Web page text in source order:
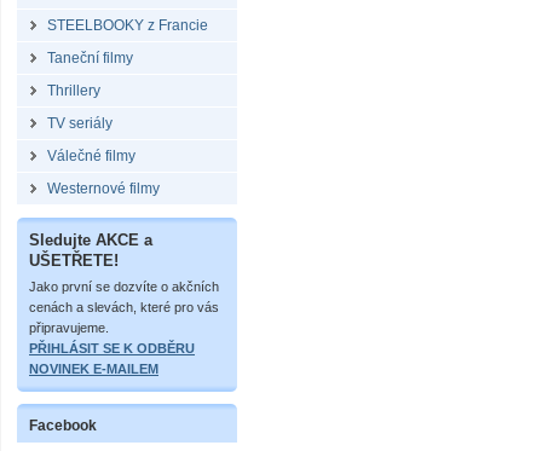
STEELBOOKY z Francie
Taneční filmy
Thrillery
TV seriály
Válečné filmy
Westernové filmy
Sledujte AKCE a
UŠETŘETE!
Jako první se dozvíte o akčních
cenách a slevách, které pro vás
připravujeme.
PŘIHLÁSIT SE K ODBĚRU
NOVINEK E-MAILEM
Facebook